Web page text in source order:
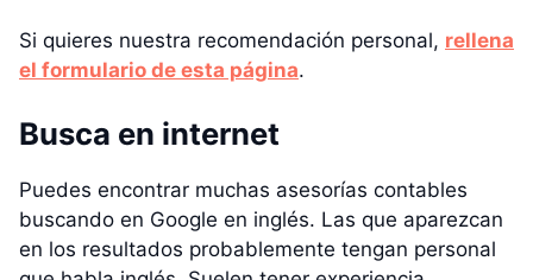
Si quieres nuestra recomendación personal, rellena
el formulario de esta página.
Busca en internet
Puedes encontrar muchas asesorías contables
buscando en Google en inglés. Las que aparezcan
en los resultados probablemente tengan personal